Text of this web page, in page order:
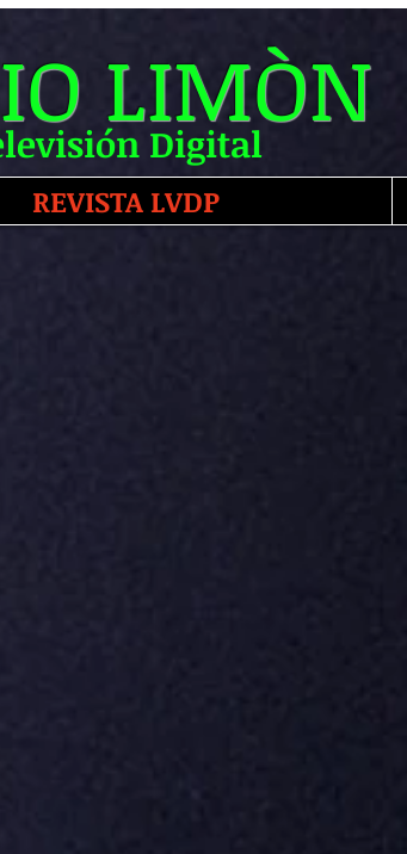
Digital
LIMÒN
REVISTA LVDP